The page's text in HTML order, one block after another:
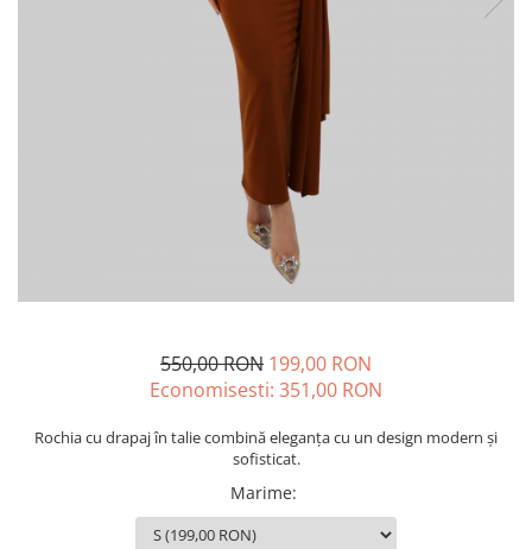
550,00 RON 199,00 RON
Economisesti: 351,00 RON
Rochia cu drapaj în talie combină eleganța cu un design modern și
sofisticat.
Marime: